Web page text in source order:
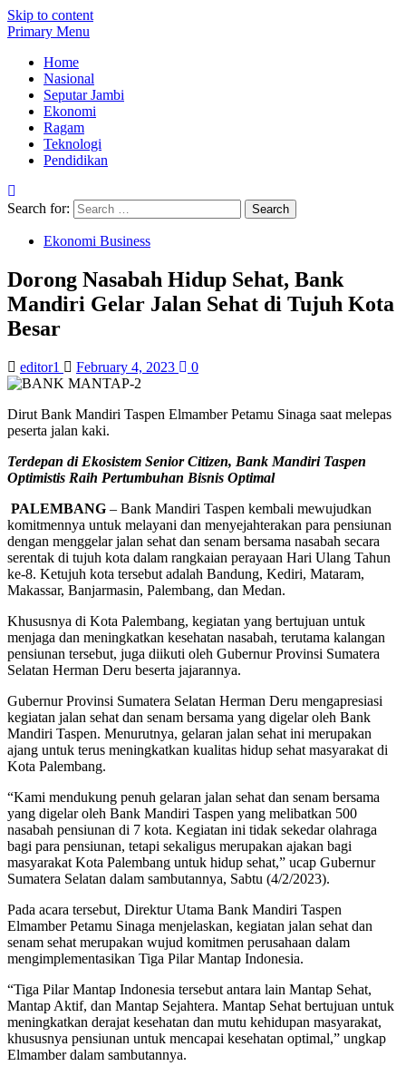
Skip to content
Primary Menu
Home
Nasional
Seputar Jambi
Ekonomi
Ragam
Teknologi
Pendidikan
Search for:
Ekonomi Business
Dorong Nasabah Hidup Sehat, Bank
Mandiri Gelar Jalan Sehat di Tujuh Kota
Besar
editor1 February 4, 2023 0
Dirut Bank Mandiri Taspen Elmamber Petamu Sinaga saat melepas
peserta jalan kaki.
Terdepan di Ekosistem Senior Citizen, Bank Mandiri Taspen
Optimistis Raih Pertumbuhan Bisnis Optimal
PALEMBANG – Bank Mandiri Taspen kembali mewujudkan
komitmennya untuk melayani dan menyejahterakan para pensiunan
dengan menggelar jalan sehat dan senam bersama nasabah secara
serentak di tujuh kota dalam rangkaian perayaan Hari Ulang Tahun
ke-8. Ketujuh kota tersebut adalah Bandung, Kediri, Mataram,
Makassar, Banjarmasin, Palembang, dan Medan.
Khususnya di Kota Palembang, kegiatan yang bertujuan untuk
menjaga dan meningkatkan kesehatan nasabah, terutama kalangan
pensiunan tersebut, juga diikuti oleh Gubernur Provinsi Sumatera
Selatan Herman Deru beserta jajarannya.
Gubernur Provinsi Sumatera Selatan Herman Deru mengapresiasi
kegiatan jalan sehat dan senam bersama yang digelar oleh Bank
Mandiri Taspen. Menurutnya, gelaran jalan sehat ini merupakan
ajang untuk terus meningkatkan kualitas hidup sehat masyarakat di
Kota Palembang.
“Kami mendukung penuh gelaran jalan sehat dan senam bersama
yang digelar oleh Bank Mandiri Taspen yang melibatkan 500
nasabah pensiunan di 7 kota. Kegiatan ini tidak sekedar olahraga
bagi para pensiunan, tetapi sekaligus merupakan ajakan bagi
masyarakat Kota Palembang untuk hidup sehat,” ucap Gubernur
Sumatera Selatan dalam sambutannya, Sabtu (4/2/2023).
Pada acara tersebut, Direktur Utama Bank Mandiri Taspen
Elmamber Petamu Sinaga menjelaskan, kegiatan jalan sehat dan
senam sehat merupakan wujud komitmen perusahaan dalam
mengimplementasikan Tiga Pilar Mantap Indonesia.
“Tiga Pilar Mantap Indonesia tersebut antara lain Mantap Sehat,
Mantap Aktif, dan Mantap Sejahtera. Mantap Sehat bertujuan untuk
meningkatkan derajat kesehatan dan mutu kehidupan masyarakat,
khususnya pensiunan untuk mencapai kesehatan optimal,” ungkap
Elmamber dalam sambutannya.